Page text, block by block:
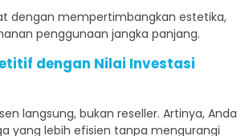
dengan mempertimbangkan estetika,
penggunaan jangka panjang.
dengan Nilai Investasi
langsung, bukan reseller. Artinya, Anda
yang lebih efisien tanpa mengurangi